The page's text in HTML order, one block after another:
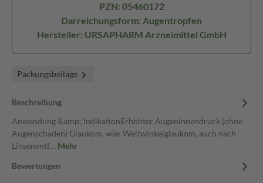
PZN: 05460172
Darreichungsform: Augentropfen
Hersteller: URSAPHARM Arzneimittel GmbH
Packungsbeilage
Beschreibung
Anwendung &amp; IndikationErhöhter Augeninnendruck (ohne
Augenschäden) Glaukom, wie: Weitwinkelglaukom, auch nach
Linsenentf… Mehr
Bewertungen